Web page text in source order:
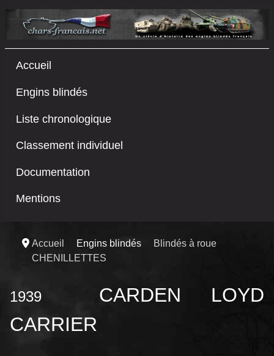
Accueil
Engins blindés
Liste chronologique
Classement individuel
Documentation
Mentions
Accueil Engins blindés
Blindés à roue
CHENILLETTES
1939 CARDEN LOYD
CARRIER